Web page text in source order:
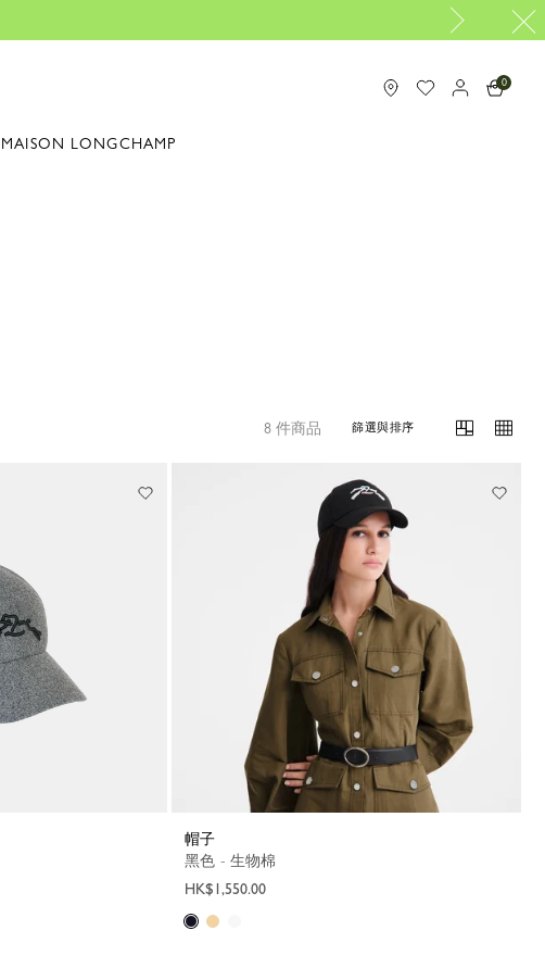
0
MAISON LONGCHAMP
8 件商品 篩選與排序
帽子
黑色 - 生物棉
HK$1,550.00